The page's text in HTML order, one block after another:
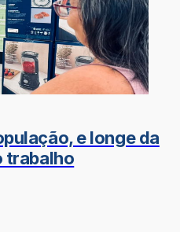
e longe da
trabalho